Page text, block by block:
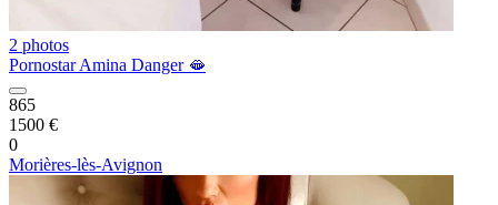
2 photos
Pornostar Amina Danger 🫦
865
1500 €
0
Morières-lès-Avignon